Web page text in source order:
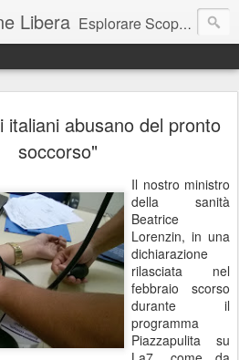
Libera Esplorare Scoprire Creare
attualità
italiani abusano del pronto
soccorso"
Il nostro ministro
della sanità
Beatrice
Lorenzin, in una
dichiarazione
rilasciata nel
febbraio scorso
durante il
programma
Piazzapulita su